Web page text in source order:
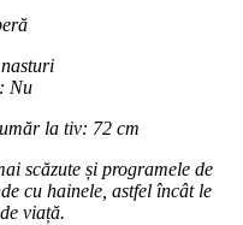
Nu
la tiv: 72 cm
scăzute și programele de
cu hainele, astfel încât le
viață.